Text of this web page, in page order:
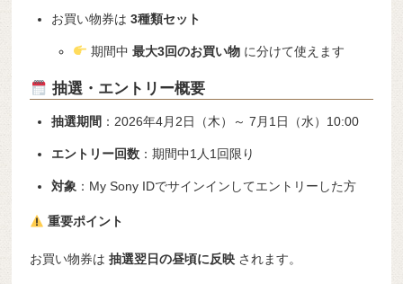
お買い物券は3種類セット
期間中最大3回のお買い物 に分けて使えます
抽選・エントリー概要
抽選期間 ：2026年4月2日（木）～ 7月1日（水）10:00
エントリー回数 ：期間中1人1回限り
対象 ：My Sony IDでサインインしてエントリーした方
重要ポイント
お買い物券は抽選翌日の昼頃に反映 されます。